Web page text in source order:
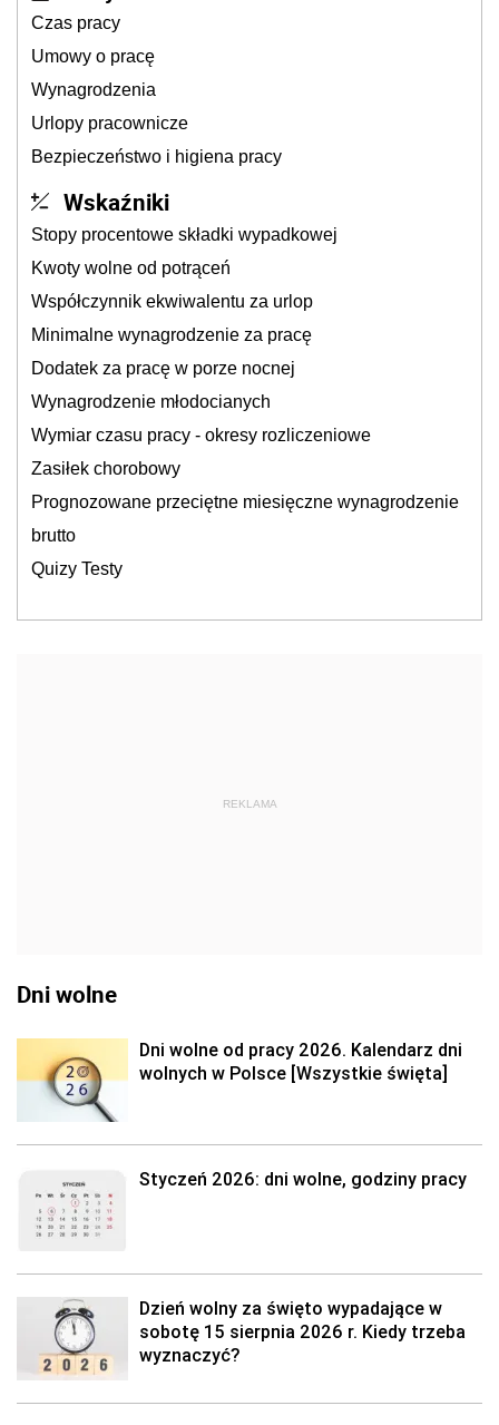
Czas pracy
Umowy o pracę
Wynagrodzenia
Urlopy pracownicze
Bezpieczeństwo i higiena pracy
Wskaźniki
Stopy procentowe składki wypadkowej
Kwoty wolne od potrąceń
Współczynnik ekwiwalentu za urlop
Minimalne wynagrodzenie za pracę
Dodatek za pracę w porze nocnej
Wynagrodzenie młodocianych
Wymiar czasu pracy - okresy rozliczeniowe
Zasiłek chorobowy
Prognozowane przeciętne miesięczne wynagrodzenie
brutto
Quizy Testy
REKLAMA
Dni wolne
Dni wolne od pracy 2026. Kalendarz dni
wolnych w Polsce [Wszystkie święta]
Styczeń 2026: dni wolne, godziny pracy
Dzień wolny za święto wypadające w
sobotę 15 sierpnia 2026 r. Kiedy trzeba
wyznaczyć?